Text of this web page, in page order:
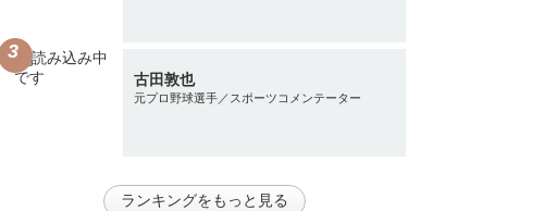
古田敦也
元プロ野球選手／スポーツコメンテーター
ランキングをもっと見る